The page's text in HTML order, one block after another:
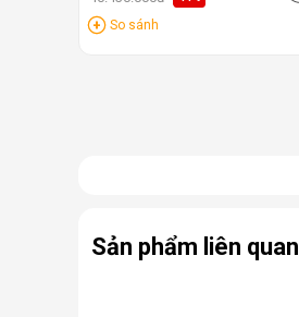
So sánh
Sản phẩm liên quan